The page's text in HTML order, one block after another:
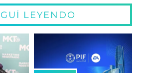
LEYENDO